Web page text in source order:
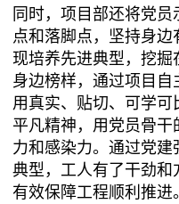
同时，项目部还将党
点和落脚点，坚持身
现培养先进典型，挖
身边榜样，通过项目自
用真实、贴切、可学
平凡精神，用党员骨
力和感染力。通过党
典型，工人有了干劲和
有效保障工程顺利推进。